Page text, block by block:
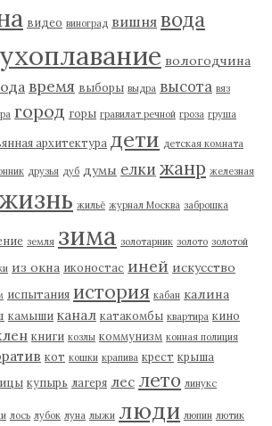
видео виноград вишня вода
вологодчина
время выборы выдра высота вяз
город горы гравилат речной гроза груша
архитектура дети детская комната
друзья дуб думы елки жанр железная
жильё журнал Москва заброшка
земля зима золотарник золото золотой
из окна иконостас иней искусство
испытания история кабан калина
камыши канал катакомбы квартира кино
книги козлы коммунизм конная полиция
кот кошки крапива крест крыша
купырь лагеря лес лето линукс
лось лубок луна лыжи люди люпин лютик